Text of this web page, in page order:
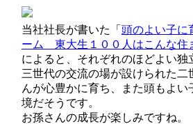
当社社長が書いた「 頭のよい子に
ーム 東大生１００人はこんな住
によると、それぞれのほどよい独
三世代の交流の場が設けられた二
んが心豊かに育ち、また頭もよい
境だそうです。
お孫さんの成長が楽しみですね。